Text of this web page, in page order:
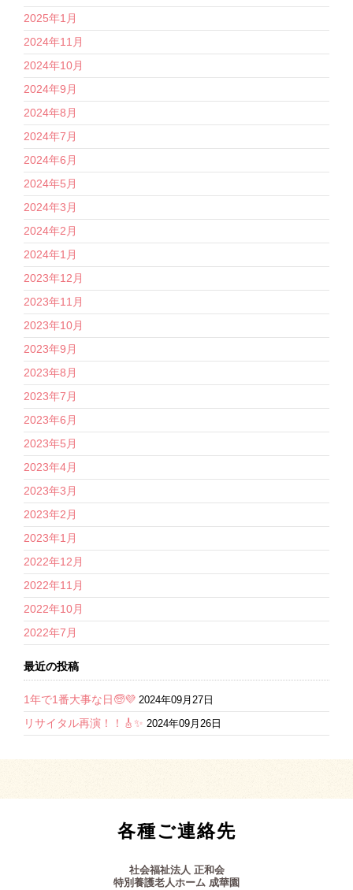
2025年1月
2024年11月
2024年10月
2024年9月
2024年8月
2024年7月
2024年6月
2024年5月
2024年3月
2024年2月
2024年1月
2023年12月
2023年11月
2023年10月
2023年9月
2023年8月
2023年7月
2023年6月
2023年5月
2023年4月
2023年3月
2023年2月
2023年1月
2022年12月
2022年11月
2022年10月
2022年7月
最近の投稿
1年で1番大事な日🧓💜 2024年09月27日
リサイタル再演！！🎸✨ 2024年09月26日
各種ご連絡先
社会福祉法人 正和会
特別養護老人ホーム 成華園